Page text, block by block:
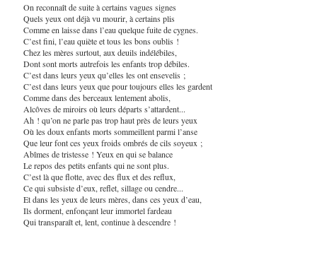
On reconnaît de suite à certains vagues signes
Quels yeux ont déjà vu mourir, à certains plis
Comme en laisse dans l’eau quelque fuite de cygnes.
C’est fini, l’eau quiète et tous les bons oublis !
Chez les mères surtout, aux deuils indélébiles,
Dont sont morts autrefois les enfants trop débiles.
C’est dans leurs yeux qu’elles les ont ensevelis ;
C’est dans leurs yeux que pour toujours elles les gardent
Comme dans des berceaux lentement abolis,
Alcôves de miroirs où leurs départs s’attardent...
Ah ! qu’on ne parle pas trop haut près de leurs yeux
Où les doux enfants morts sommeillent parmi l’anse
Que leur font ces yeux froids ombrés de cils soyeux ;
Abîmes de tristesse ! Yeux en qui se balance
Le repos des petits enfants qui ne sont plus.
C’est là que flotte, avec des flux et des reflux,
Ce qui subsiste d’eux, reflet, sillage ou cendre...
Et dans les yeux de leurs mères, dans ces yeux d’eau,
Ils dorment, enfonçant leur immortel fardeau
Qui transparaît et, lent, continue à descendre !